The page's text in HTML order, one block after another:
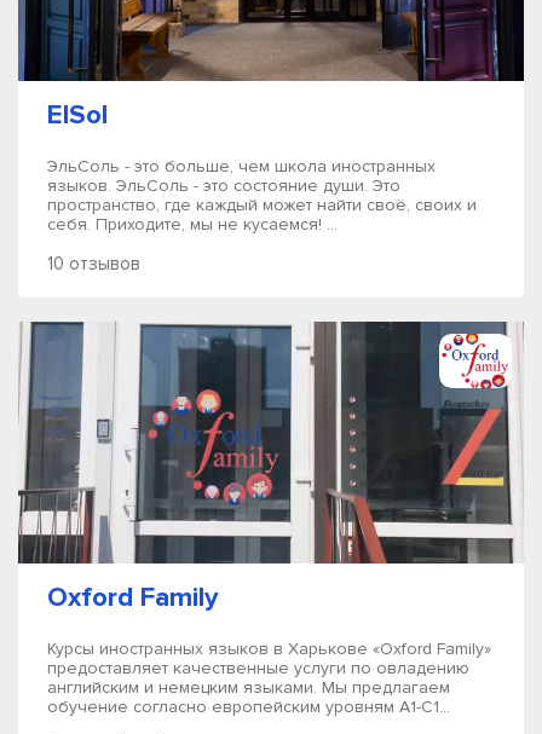
ElSol
ЭльСоль - это больше, чем школа иностранных
языков. ЭльСоль - это состояние души. Это
пространство, где каждый может найти своё, своих и
себя. Приходите, мы не кусаемся! ...
10 отзывов
Oxford Family
Курсы иностранных языков в Харькове «Oxford Family»
предоставляет качественные услуги по овладению
английским и немецким языками. Мы предлагаем
обучение согласно европейским уровням А1-С1...